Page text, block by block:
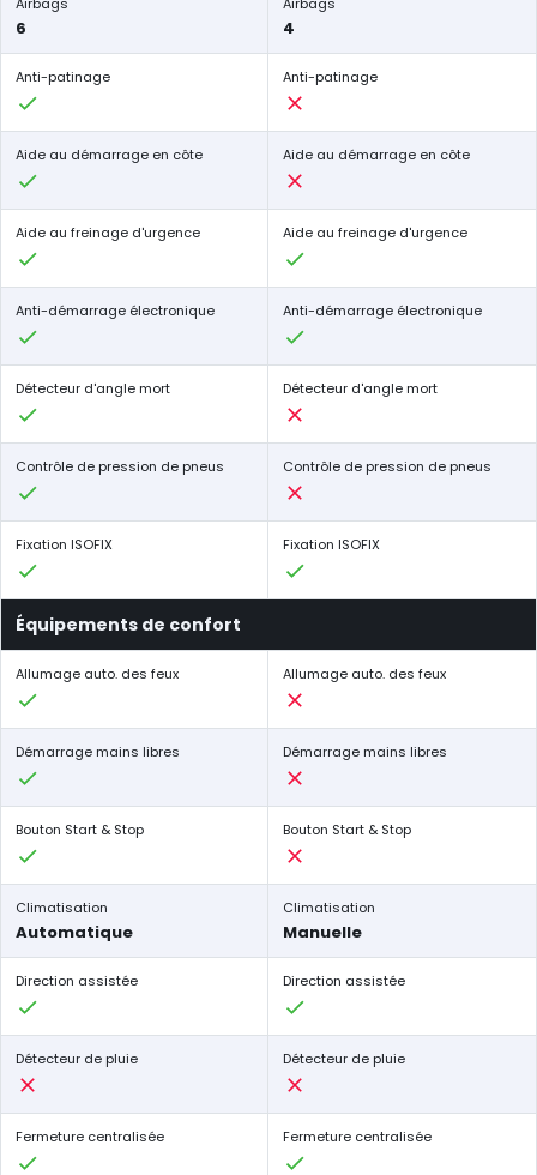
6 4
Anti-patinage Anti-patinage
Aide au démarrage en côte Aide au démarrage en côte
Aide au freinage d'urgence Aide au freinage d'urgence
Anti-démarrage électronique Anti-démarrage électronique
Détecteur d'angle mort Détecteur d'angle mort
Contrôle de pression de pneus Contrôle de pression de pneus
Fixation ISOFIX Fixation ISOFIX
Équipements de confort
Allumage auto. des feux Allumage auto. des feux
Démarrage mains libres Démarrage mains libres
Bouton Start & Stop Bouton Start & Stop
Climatisation
Automatique
Climatisation
Manuelle
Direction assistée Direction assistée
Détecteur de pluie Détecteur de pluie
Fermeture centralisée Fermeture centralisée